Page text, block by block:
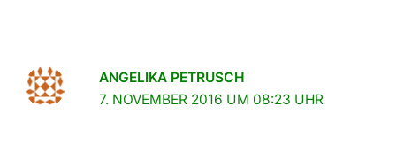
ANGELIKA PETRUSCH
7. NOVEMBER 2016 UM 08:23 UHR